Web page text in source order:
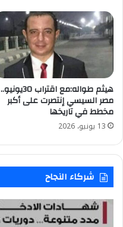
هيثم طواله:مع اقتراب 30يونيو..
مصر السيسي إنتصرت على أكبر
مخطط في تاريخها
13 يونيو، 2026
شركاء النجاح